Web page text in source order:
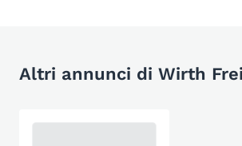
Altri annunci di Wirth